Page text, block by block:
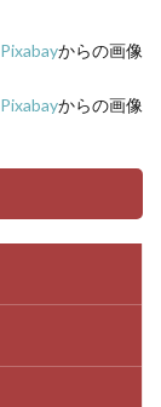
Pixabayからの画像
Pixabayからの画像